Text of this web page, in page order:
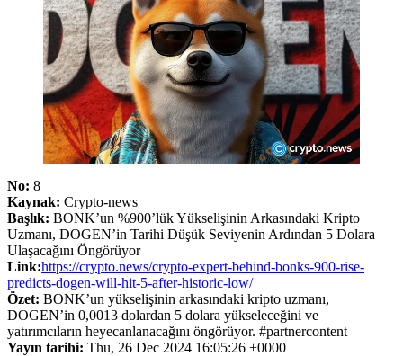
No: 8
Kaynak: Crypto-news
Başlık: BONK’un %900’lük Yükselişinin Arkasındaki Kripto
Uzmanı, DOGEN’in Tarihi Düşük Seviyenin Ardından 5 Dolara
Ulaşacağını Öngörüyor
Link:https://crypto.news/crypto-expert-behind-bonks-900-rise-
predicts-dogen-will-hit-5-after-historic-low/
Özet: BONK’un yükselişinin arkasındaki kripto uzmanı,
DOGEN’in 0,0013 dolardan 5 dolara yükseleceğini ve
yatırımcıların heyecanlanacağını öngörüyor. #partnercontent
Yayın tarihi: Thu, 26 Dec 2024 16:05:26 +0000